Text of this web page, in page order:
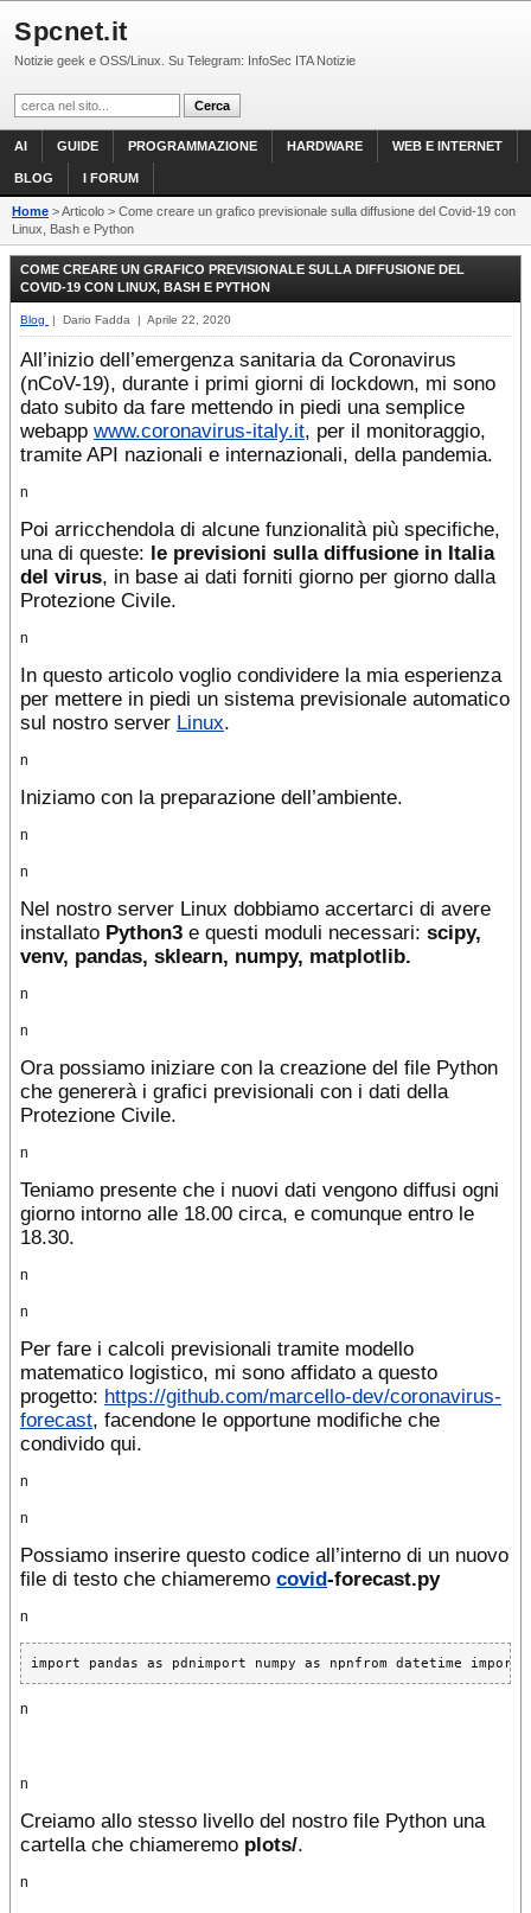
Spcnet.it
Notizie geek e OSS/Linux. Su Telegram: InfoSec ITA Notizie
AI GUIDE PROGRAMMAZIONE HARDWARE WEB E INTERNET
BLOG I FORUM
Home > Articolo > Come creare un grafico previsionale sulla diffusione del Covid-19 con
Linux, Bash e Python
COME CREARE UN GRAFICO PREVISIONALE SULLA DIFFUSIONE DEL
COVID-19 CON LINUX, BASH E PYTHON
Blog | Dario Fadda | Aprile 22, 2020
All’inizio dell’emergenza sanitaria da Coronavirus
(nCoV-19), durante i primi giorni di lockdown, mi sono
dato subito da fare mettendo in piedi una semplice
webapp www.coronavirus-italy.it, per il monitoraggio,
tramite API nazionali e internazionali, della pandemia.
n
Poi arricchendola di alcune funzionalità più specifiche,
una di queste: le previsioni sulla diffusione in Italia
del virus, in base ai dati forniti giorno per giorno dalla
Protezione Civile.
n
In questo articolo voglio condividere la mia esperienza
per mettere in piedi un sistema previsionale automatico
sul nostro server Linux.
n
Iniziamo con la preparazione dell’ambiente.
n
n
Nel nostro server Linux dobbiamo accertarci di avere
installato Python3 e questi moduli necessari: scipy,
venv, pandas, sklearn, numpy, matplotlib.
n
n
Ora possiamo iniziare con la creazione del file Python
che genererà i grafici previsionali con i dati della
Protezione Civile.
n
Teniamo presente che i nuovi dati vengono diffusi ogni
giorno intorno alle 18.00 circa, e comunque entro le
18.30.
n
n
Per fare i calcoli previsionali tramite modello
matematico logistico, mi sono affidato a questo
progetto: https://github.com/marcello-dev/coronavirus-
forecast, facendone le opportune modifiche che
condivido qui.
n
n
Possiamo inserire questo codice all’interno di un nuovo
file di testo che chiameremo covid-forecast.py
n
import pandas as pdnimport numpy as npnfrom datetime
n
n
Creiamo allo stesso livello del nostro file Python una
cartella che chiameremo plots/.
n